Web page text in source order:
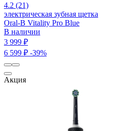
4.2 (21)
электрическая зубная щетка
Oral-B Vitality Pro Blue
В наличии
3 999 ₽
6 599 ₽ -39%
Акция